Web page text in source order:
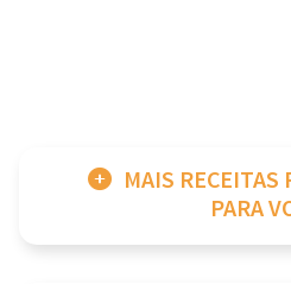
MAIS RECEITAS
PARA